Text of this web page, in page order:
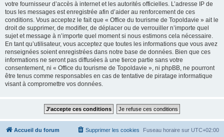
votre fournisseur d’accès à internet et les autorités officielles. L’adresse IP de
tous les messages est enregistrée afin d’aider au renforcement de ces
conditions. Vous acceptez le fait que « Office du tourisme de Topoldavie » ait le
droit de supprimer, de modifier, de déplacer ou de verrouiller n’importe quel
sujet et message à n’importe quel moment si nous estimons cela nécessaire.
En tant qu’utilisateur, vous acceptez que toutes les informations que vous avez
renseignées soient enregistrées dans notre base de données. Bien que ces
informations ne seront pas diffusées à une tierce partie sans votre
consentement, ni « Office du tourisme de Topoldavie », ni phpBB, ne pourront
être tenus comme responsables en cas de tentative de piratage informatique
visant à compromettre vos données.
Accueil du forum Fuseau horaire sur UTC+02:00
Supprimer les cookies